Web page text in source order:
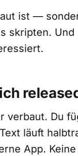
ist —
skripten.
verbaut. Du
läuft
App.